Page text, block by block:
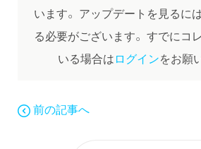
います。 アップデートを見るに
る必要がございます。 すでにコ
いる場合はログインをお願
前の記事へ